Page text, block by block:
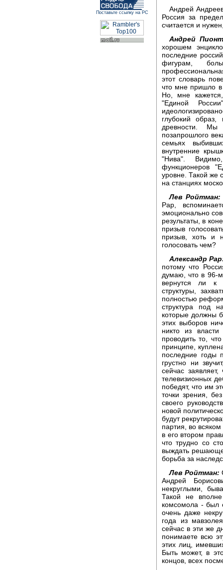
Поставьте ссылку на РС
Андрей
Россия за
считается и
Андрей
хорошем
последние
фигурам,
этот словарь
что мне пришло в
Но, мне
"Единой
глубокий
древности.
позапрошлого
семьях
внутренние
"Нива".
функционеров
уровне. Такой же
на станциях
Лев Ройтман:
Рар,
эмоционально
результаты, в
призыв
призыв, хоть и
голосовать чем?
Александр
потому что
думаю, что в 96-м
вернутся ли к
структуры,
полностью
структура под
которые должны
этих выборов
никто из
проводить то,
принципе,
последние годы
грустно ни
сейчас
телевизионных
победят, что им
точки зрения,
своего
новой
будут
партия, во
в его втором
что трудно со
выждать
борьба за
Лев Ройтман:
Андрей
некруглыми,
Такой не
комсомола - был
очень даже
года из
сейчас в эти же
понимаете всю
этих лиц,
Быть может, в
концов, всех